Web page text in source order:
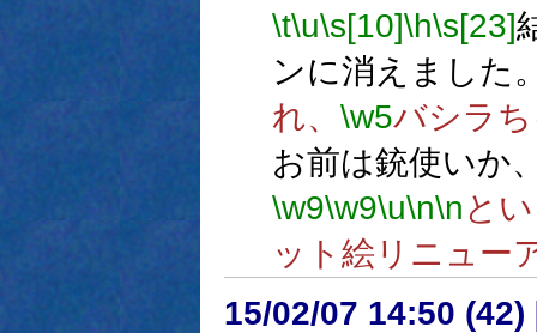
\t\u\s[10]\h\s[23]
ンに消えました
れ、 \w5バシラ
お前は銃使いか
\w9\w9\u\n\n と
ット絵リニュー
15/02/07 14:50 (42)